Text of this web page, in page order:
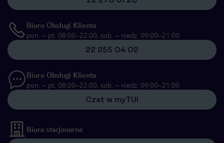
Biuro Obsługi Klienta
pon. – pt. 08:00–22:00, sob. – niedz. 09:00–21:00
22 255 04 02
Biuro Obsługi Klienta
pon. – pt. 08:00–22:00, sob. – niedz. 09:00–21:00
Czat w myTUI
Biura stacjonarne